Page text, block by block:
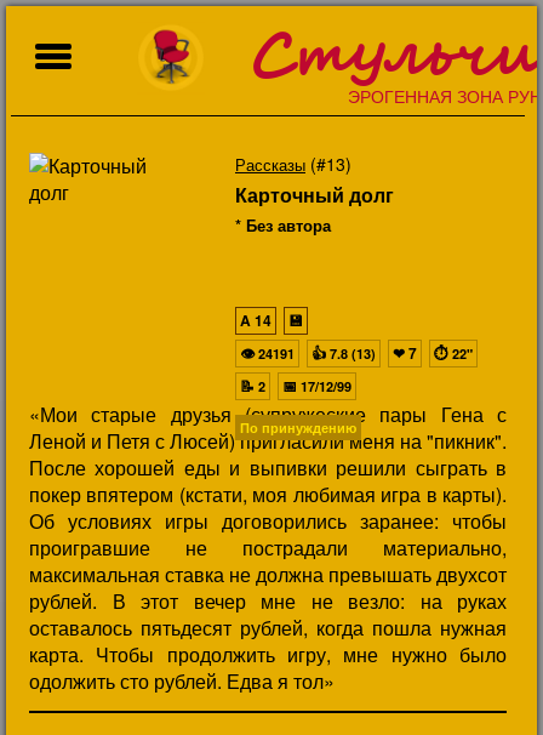
ЭРОГЕННАЯ ЗОНА
Рассказы (#13)
Карточный долг
* Без автора
«Мои старые друзья (супружеские пары Гена с
Леной и Петя с Люсей) пригласили меня на "пикник".
После хорошей еды и выпивки решили сыграть в
покер впятером (кстати, моя любимая игра в карты).
Об условиях игры договорились заранее: чтобы
проигравшие не пострадали материально,
максимальная ставка не должна превышать двухсот
рублей. В этот вечер мне не везло: на руках
оставалось пятьдесят рублей, когда пошла нужная
карта. Чтобы продолжить игру, мне нужно было
одолжить сто рублей. Едва я тол»
A14
💾
👁24191 👍 7.8 (13) ❤7 ⏱ 22"
📝 2 📅 17/12/99
По принуждению